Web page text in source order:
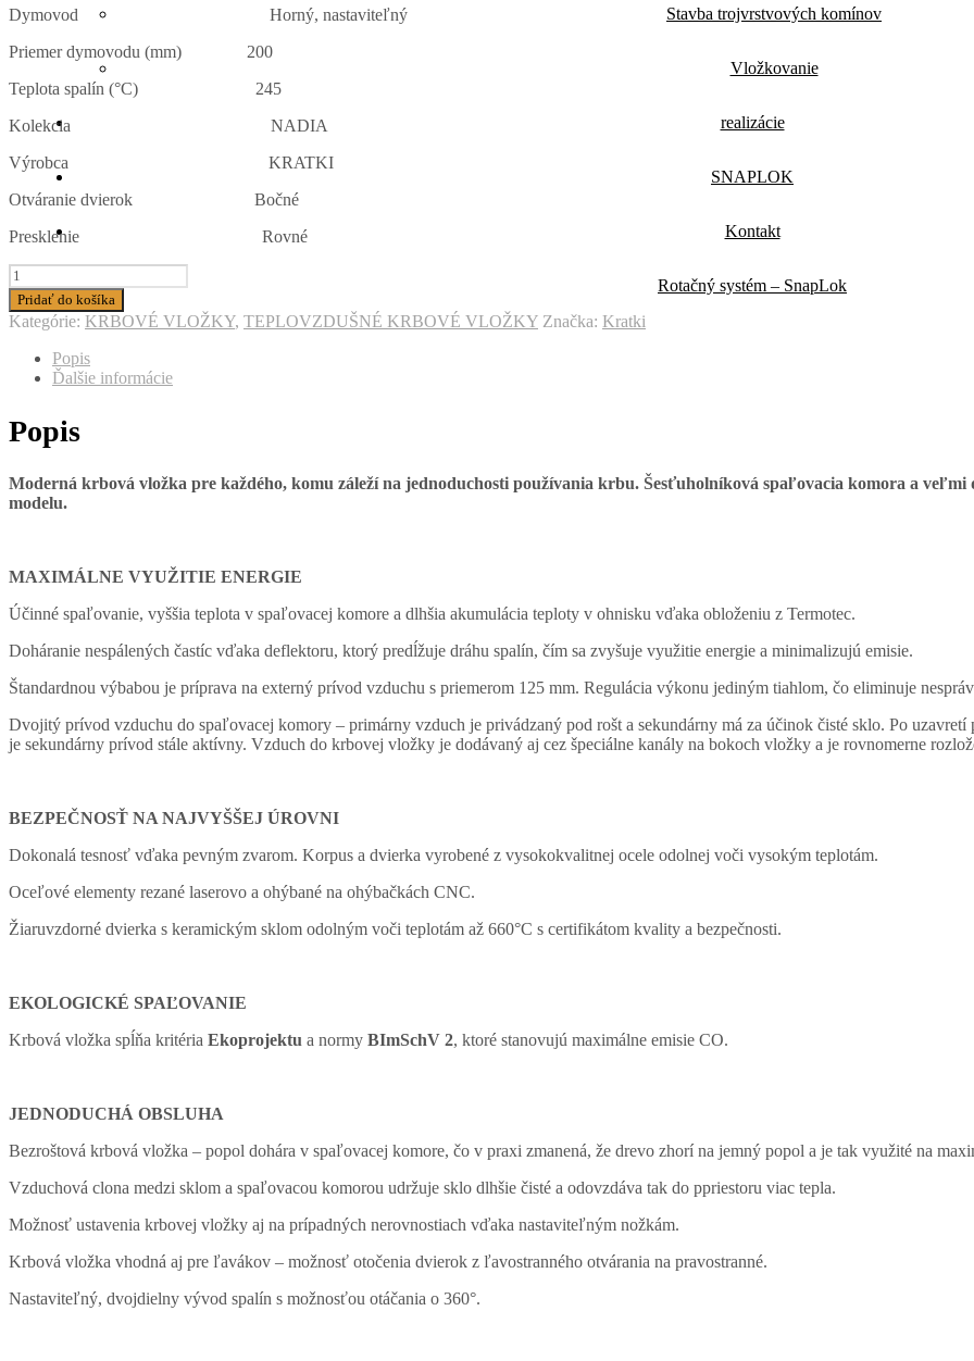
Stavba trojvrstvových komínov
Vložkovanie
realizácie
SNAPLOK
Kontakt
Rotačný systém – SnapLok
Dymovod Horný, nastaviteľný
Priemer dymovodu (mm) 200
Teplota spalín (°C) 245
Kolekcia NADIA
Výrobca KRATKI
Otváranie dvierok Bočné
Presklenie Rovné
Pridať do košíka
Kategórie: KRBOVÉ VLOŽKY, TEPLOVZDUŠNÉ KRBOVÉ VLOŽKY Značka: Kratki
Popis
Ďalšie informácie
Popis
Moderná krbová vložka pre každého, komu záleží na jednoduchosti používania krbu. Šesťuholníková spaľovacia komora a
modelu.
MAXIMÁLNE VYUŽITIE ENERGIE
Účinné spaľovanie, vyššia teplota v spaľovacej komore a dlhšia akumulácia teploty v ohnisku vďaka obloženiu z Termotec.
Doháranie nespálených častíc vďaka deflektoru, ktorý predĺžuje dráhu spalín, čím sa zvyšuje využitie energie a minimalizujú emisie.
Štandardnou výbabou je príprava na externý prívod vzduchu s priemerom 125 mm. Regulácia výkonu jediným tiahlom, čo eliminuje
Dvojitý prívod vzduchu do spaľovacej komory – primárny vzduch je privádzaný pod rošt a sekundárny má za účinok čisté sklo. Po
je sekundárny prívod stále aktívny. Vzduch do krbovej vložky je dodávaný aj cez špeciálne kanály na bokoch vložky a je rovnomerne
BEZPEČNOSŤ NA NAJVYŠŠEJ ÚROVNI
Dokonalá tesnosť vďaka pevným zvarom. Korpus a dvierka vyrobené z vysokokvalitnej ocele odolnej voči vysokým teplotám.
Oceľové elementy rezané laserovo a ohýbané na ohýbačkách CNC.
Žiaruvzdorné dvierka s keramickým sklom odolným voči teplotám až 660°C s certifikátom kvality a bezpečnosti.
EKOLOGICKÉ SPAĽOVANIE
Krbová vložka spĺňa kritéria Ekoprojektu a normy BImSchV 2, ktoré stanovujú maximálne emisie CO.
JEDNODUCHÁ OBSLUHA
Bezroštová krbová vložka – popol dohára v spaľovacej komore, čo v praxi zmanená, že drevo zhorí na jemný popol a je tak využité na
Vzduchová clona medzi sklom a spaľovacou komorou udržuje sklo dlhšie čisté a odovzdáva tak do ppriestoru viac tepla.
Možnosť ustavenia krbovej vložky aj na prípadných nerovnostiach vďaka nastaviteľným nožkám.
Krbová vložka vhodná aj pre ľavákov – možnosť otočenia dvierok z ľavostranného otvárania na pravostranné.
Nastaviteľný, dvojdielny vývod spalín s možnosťou otáčania o 360°.